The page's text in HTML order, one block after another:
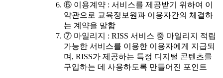
⑥ 이용계약 : 서비스를 제공받기 위하여 이
약관으로 교육정보원과 이용자간의 체결하
는 계약을 말함
⑦ 마일리지 : RISS 서비스 중 마일리지 적립
가능한 서비스를 이용한 이용자에게 지급되
며, RISS가 제공하는 특정 디지털 콘텐츠를
구입하는 데 사용하도록 만들어진 포인트